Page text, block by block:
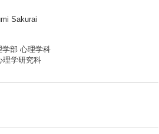
Sakurai
部 心理学科
学研究科